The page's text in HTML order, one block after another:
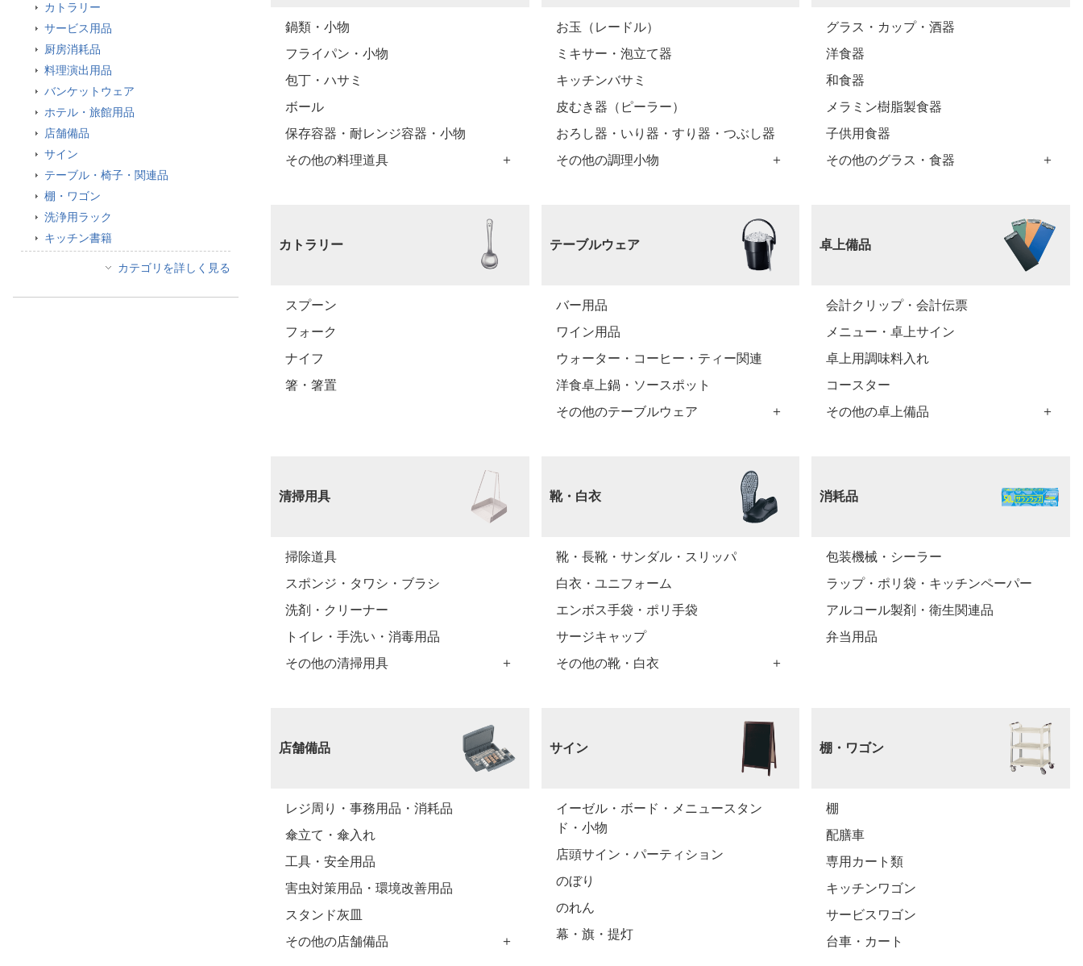
鍋類・小物
フライパン・小物
包丁・ハサミ
ボール
保存容器・耐レンジ容器・小物
その他の料理道具
お玉（レードル）
ミキサー・泡立て器
キッチンバサミ
皮むき器（ピーラー）
おろし器・いり器・すり器・つぶし器
その他の調理小物
グラス・カップ・酒器
洋食器
和食器
メラミン樹脂製食器
子供用食器
その他のグラス・食器
カトラリー
スプーン
フォーク
ナイフ
箸・箸置
テーブルウェア
バー用品
ワイン用品
ウォーター・コーヒー・ティー関連
洋食卓上鍋・ソースポット
その他のテーブルウェア
卓上備品
会計クリップ・会計伝票
メニュー・卓上サイン
卓上用調味料入れ
コースター
その他の卓上備品
清掃用具
掃除道具
スポンジ・タワシ・ブラシ
洗剤・クリーナー
トイレ・手洗い・消毒用品
その他の清掃用具
靴・白衣
靴・長靴・サンダル・スリッパ
白衣・ユニフォーム
エンボス手袋・ポリ手袋
サージキャップ
その他の靴・白衣
消耗品
包装機械・シーラー
ラップ・ポリ袋・キッチンペーパー
アルコール製剤・衛生関連品
弁当用品
店舗備品
レジ周り・事務用品・消耗品
傘立て・傘入れ
工具・安全用品
害虫対策用品・環境改善用品
スタンド灰皿
その他の店舗備品
サイン
イーゼル・ボード・メニュースタン
ド・小物
店頭サイン・パーティション
のぼり
のれん
幕・旗・提灯
棚・ワゴン
棚
配膳車
専用カート類
キッチンワゴン
サービスワゴン
台車・カート
カトラリー
サービス用品
厨房消耗品
料理演出用品
バンケットウェア
ホテル・旅館用品
店舗備品
サイン
テーブル・椅子・関連品
棚・ワゴン
洗浄用ラック
キッチン書籍
カテゴリを詳しく見る